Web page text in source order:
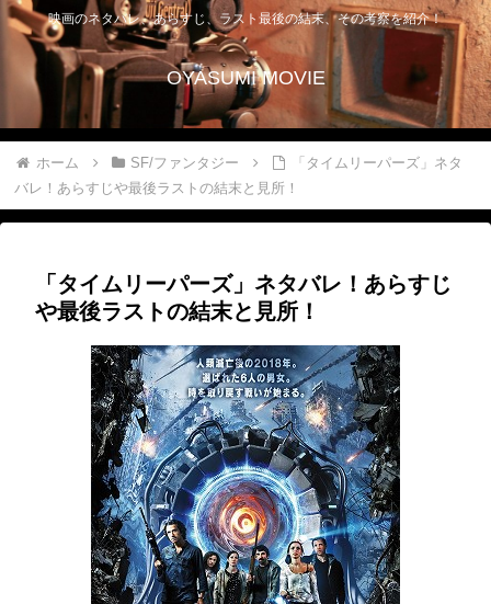
映画のネタバレ、あらすじ、ラスト最後の結末、その考察を紹介！
OYASUMI MOVIE
ホーム SF/ファンタジー
「タイムリーパーズ」ネタ
バレ！あらすじや最後ラストの結末と見所！
「タイムリーパーズ」ネタバレ！あらすじ
や最後ラストの結末と見所！